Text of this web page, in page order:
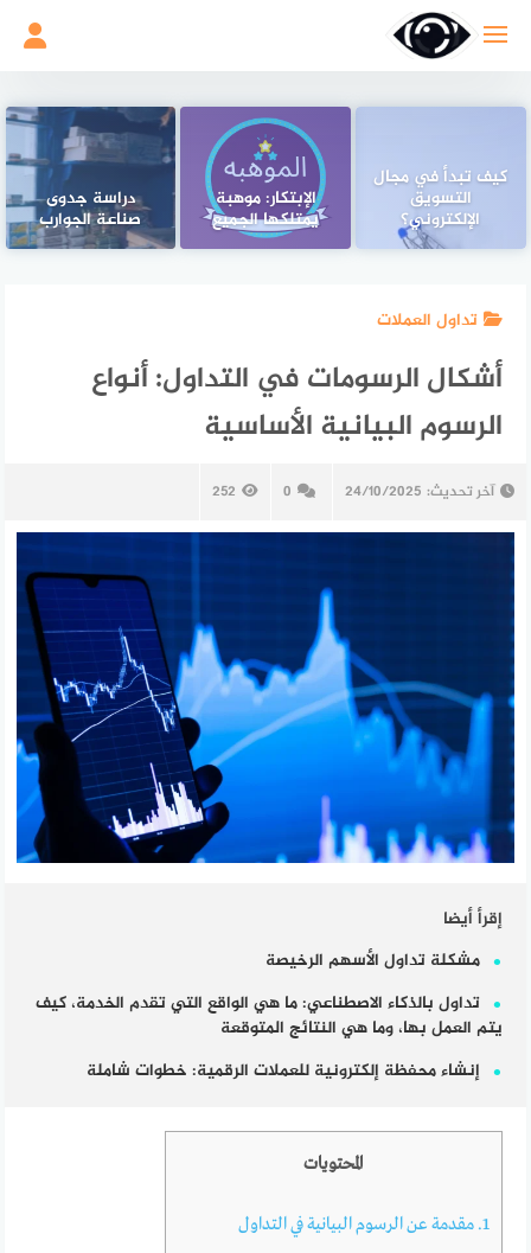
كيف تبدأ في مجال
التسويق
الإلكتروني؟
الإبتكار: موهبة
يمتلكها الجميع
دراسة جدوى
صناعة الجوارب
تداول العملات
أشكال الرسومات في التداول: أنواع
الرسوم البيانية الأساسية
آخر تحديث: 24/10/2025
0
252
إقرأ أيضا
مشكلة تداول الأسهم الرخيصة
تداول بالذكاء الاصطناعي: ما هي الواقع التي تقدم الخدمة، كيف
يتم العمل بها، وما هي النتائج المتوقعة
إنشاء محفظة إلكترونية للعملات الرقمية: خطوات شاملة
المحتويات
1. مقدمة عن الرسوم البيانية في التداول